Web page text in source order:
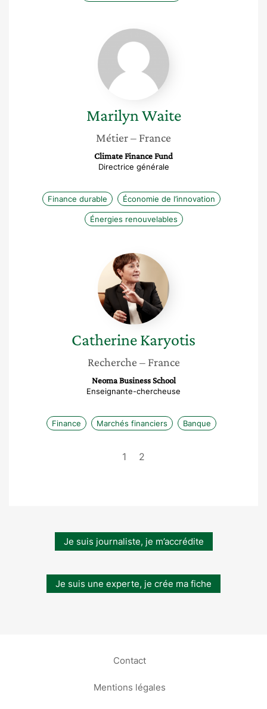
Marilyn
Waite
MarilynWaite
Métier– France
Climate Finance Fund
Directrice générale
Finance durable Économie de l’innovation
Énergies renouvelables
Catherine
Karyotis
CatherineKaryotis
Recherche – France
Neoma Business School
Enseignante-chercheuse
Finance Marchés financiers Banque
1 2
Je suis journaliste, je m’accrédite
Je suis une experte, je crée ma fiche
Contact
Mentions légales